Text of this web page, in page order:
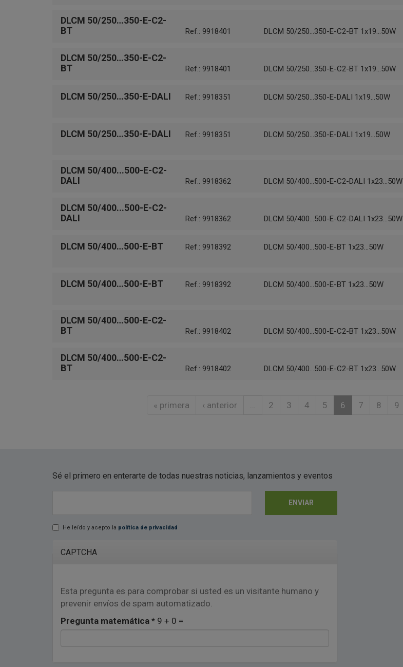
DLCM 50/250…350-E-C2-
BT
Ref.: 9918401 DLCM 50/250...350-E-C2-BT 1x19...50W
DLCM 50/250…350-E-C2-
BT
Ref.: 9918401 DLCM 50/250...350-E-C2-BT 1x19...50W
DLCM 50/250…350-E-DALI Ref.: 9918351 DLCM 50/250...350-E-DALI 1x19...50W
DLCM 50/250…350-E-DALI Ref.: 9918351 DLCM 50/250...350-E-DALI 1x19...50W
DLCM 50/400...500-E-C2-
DALI
Ref.: 9918362 DLCM 50/400...500-E-C2-DALI 1x23...50W
DLCM 50/400...500-E-C2-
DALI
Ref.: 9918362 DLCM 50/400...500-E-C2-DALI 1x23...50W
DLCM 50/400…500-E-BT Ref.: 9918392 DLCM 50/400...500-E-BT 1x23...50W
DLCM 50/400…500-E-BT Ref.: 9918392 DLCM 50/400...500-E-BT 1x23...50W
DLCM 50/400…500-E-C2-
BT
Ref.: 9918402 DLCM 50/400...500-E-C2-BT 1x23...50W
DLCM 50/400…500-E-C2-
BT
Ref.: 9918402 DLCM 50/400...500-E-C2-BT 1x23...50W
« primera ‹ anterior 2 3 4 5 6 7 8 9
Sé el primero en enterarte de todas nuestras noticias, lanzamientos y eventos
He leído y acepto la política de privacidad
CAPTCHA
Esta pregunta es para comprobar si usted es un visitante humano y
prevenir envíos de spam automatizado.
Pregunta matemática * 9 + 0 =
ENVIAR